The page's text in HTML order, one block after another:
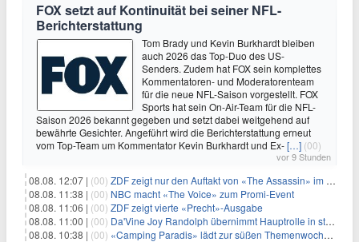
FOX setzt auf Kontinuität bei seiner NFL-
Berichterstattung
Tom Brady und Kevin Burkhardt bleiben
auch 2026 das Top-Duo des US-
Senders. Zudem hat FOX sein komplettes
Kommentatoren- und Moderatorenteam
für die neue NFL-Saison vorgestellt. FOX
Sports hat sein On-Air-Team für die NFL-
Saison 2026 bekannt gegeben und setzt dabei weitgehend auf
bewährte Gesichter. Angeführt wird die Berichterstattung erneut
vom Top-Team um Kommentator Kevin Burkhardt und Ex-[…] (00)
vor 9 Stunden
08.08. 12:07 | (00) ZDF zeigt nur den Auftakt von «The Assassin» im Fernsehen
08.08. 11:38 | (00) NBC macht «The Voice» zum Promi-Event
08.08. 11:06 | (00) ZDF zeigt vierte «Precht»-Ausgabe
08.08. 11:00 | (00) Da'Vine Joy Randolph übernimmt Hauptrolle in starbesetzter schwarzer Komödie
08.08. 10:38 | (00) «Camping Paradis» lädt zur süßen Themenwoche ein